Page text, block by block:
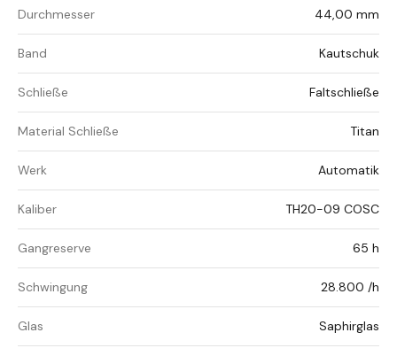
Durchmesser 44,00 mm
Band Kautschuk
Schließe Faltschließe
Material Schließe Titan
Werk Automatik
Kaliber TH20-09 COSC
Gangreserve 65 h
Schwingung 28.800 /h
Glas Saphirglas